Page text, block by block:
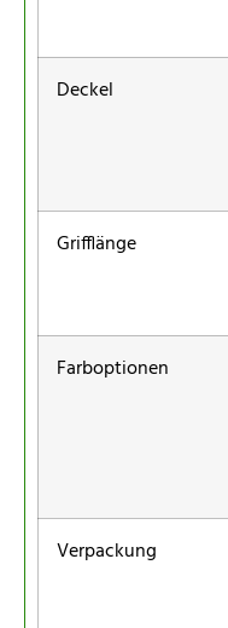
Deckel
Grifflänge
Farboptionen
Verpackung